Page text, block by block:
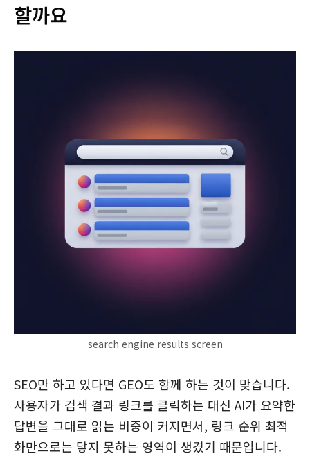
할까요
search engine results screen
SEO만 하고 있다면 GEO도 함께 하는 것이 맞습니다.
사용자가 검색 결과 링크를 클릭하는 대신 AI가 요약한
답변을 그대로 읽는 비중이 커지면서, 링크 순위 최적
화만으로는 닿지 못하는 영역이 생겼기 때문입니다.